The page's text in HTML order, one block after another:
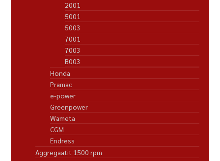
2001
5001
5003
7001
7003
B003
Honda
Pramac
e-power
Greenpower
Wameta
CGM
Endress
Aggregaatit 1500 rpm